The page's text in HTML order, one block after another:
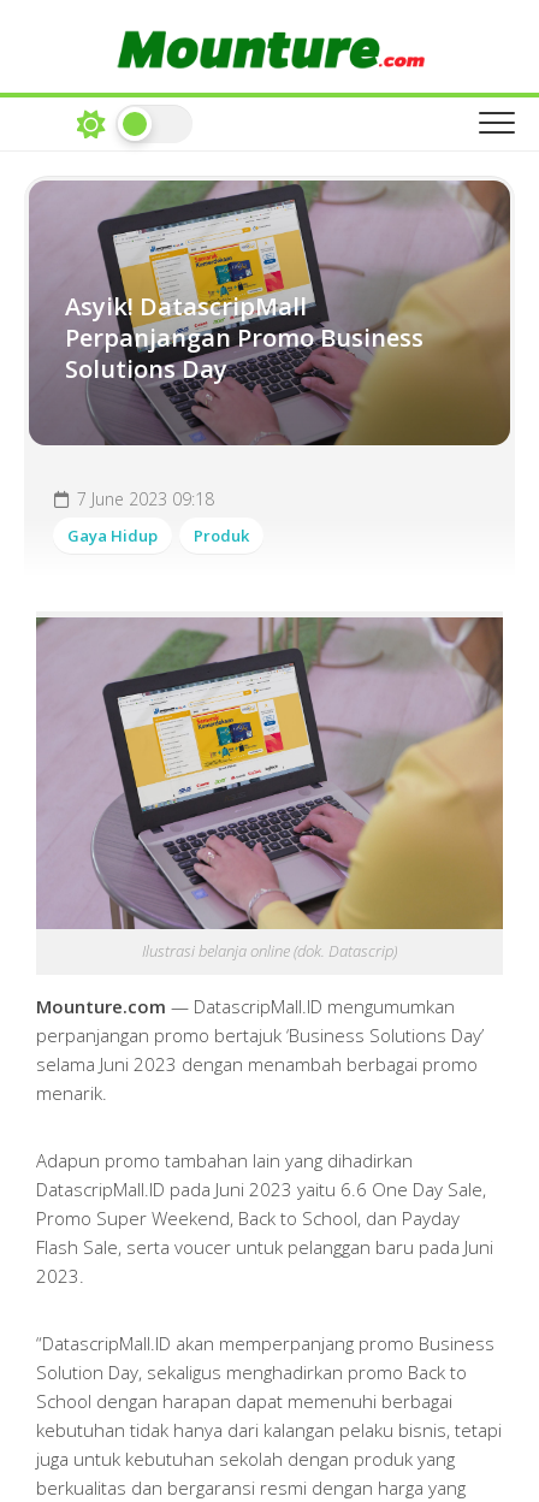
Asyik! DatascripMall
Perpanjangan Promo Business
Solutions Day
7 June 2023 09:18
Gaya Hidup Produk
Ilustrasi belanja online (dok. Datascrip)
Mounture.com — DatascripMall.ID mengumumkan
perpanjangan promo bertajuk ‘Business Solutions Day’
selama Juni 2023 dengan menambah berbagai promo
menarik.
Adapun promo tambahan lain yang dihadirkan
DatascripMall.ID pada Juni 2023 yaitu 6.6 One Day Sale,
Promo Super Weekend, Back to School, dan Payday
Flash Sale, serta voucer untuk pelanggan baru pada Juni
2023.
“DatascripMall.ID akan memperpanjang promo Business
Solution Day, sekaligus menghadirkan promo Back to
School dengan harapan dapat memenuhi berbagai
kebutuhan tidak hanya dari kalangan pelaku bisnis, tetapi
juga untuk kebutuhan sekolah dengan produk yang
berkualitas dan bergaransi resmi dengan harga yang